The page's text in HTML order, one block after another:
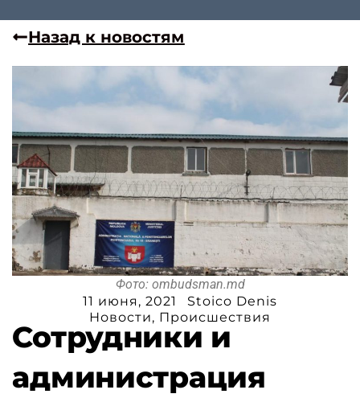
Назад к новостям
Фото: ombudsman.md
11 июня, 2021
Stoico Denis
Новости, Происшествия
Сотрудники и
администрация